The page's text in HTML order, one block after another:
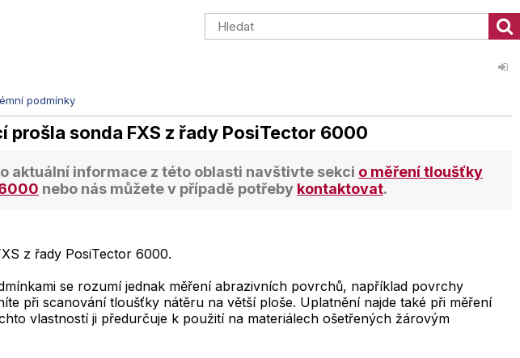
podmínky
sonda FXS z řady PosiTector 6000
aktuální informace z této oblasti navštivte sekci o měření tloušťky
nebo nás můžete v případě potřeby kontaktovat.
z řady PosiTector 6000.
se rozumí jednak měření abrazivních povrchů, například povrchy
při scanování tloušťky nátěru na větší ploše. Uplatnění najde také při měření
vlastností ji předurčuje k použití na materiálech ošetřených žárovým